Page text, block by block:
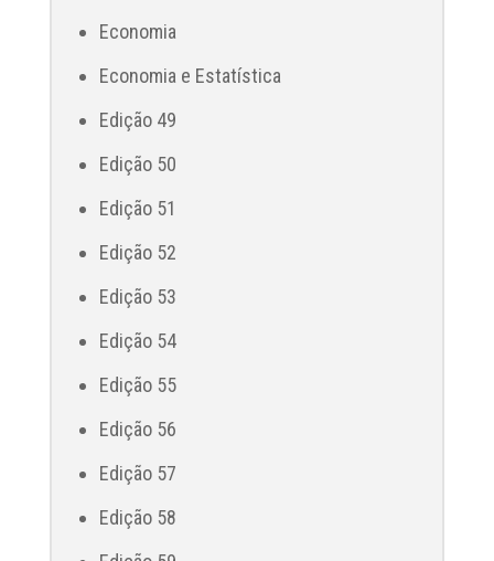
Economia
Economia e Estatística
Edição 49
Edição 50
Edição 51
Edição 52
Edição 53
Edição 54
Edição 55
Edição 56
Edição 57
Edição 58